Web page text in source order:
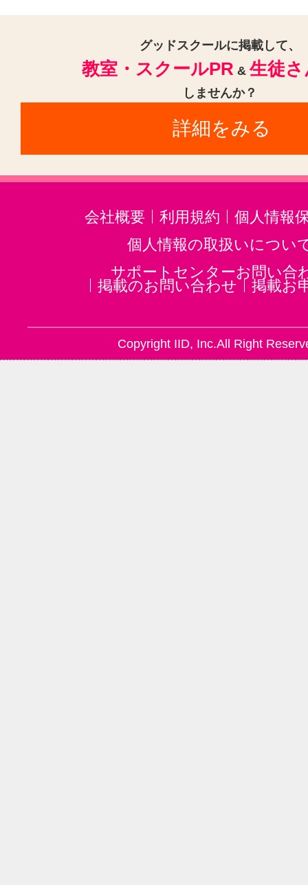
グッドスクールに掲載して、
教室・スクールPR & 生徒
しませんか？
詳細をみる
会社概要 利用規約
個人情報
個人情報の取扱いについ
サポートセンターお問い合
掲載のお問い合わせ
掲載お
Copyright IID, Inc.All Right